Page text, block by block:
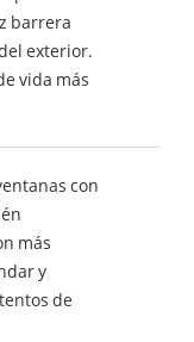
barrera
exterior.
vida más
con
más
y
de